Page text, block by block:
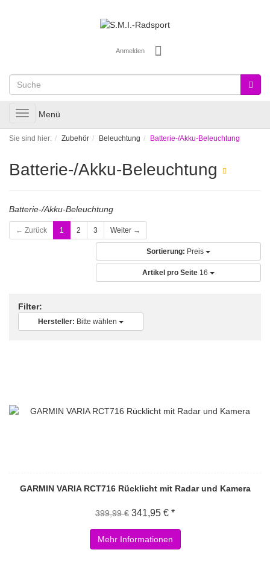
Anmelden
Toggle
navigation
Menü
Sie sind hier: Zubehör Beleuchtung Batterie-/Akku-Beleuchtung
Batterie-/Akku-Beleuchtung
Batterie-/Akku-Beleuchtung
← Zurück 1 2 3 Weiter →
Sortierung: Preis
Artikel pro Seite 16
Filter:
Hersteller: Bitte wählen
GARMIN VARIA RCT716 Rücklicht mit Radar und Kamera
399,99 € 341,95 € *
Mehr Informationen